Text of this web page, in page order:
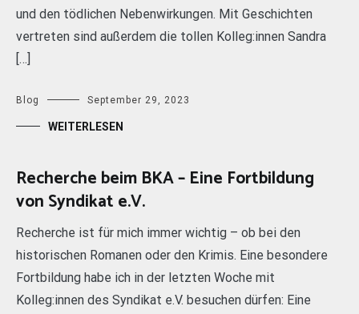
und den tödlichen Nebenwirkungen. Mit Geschichten
vertreten sind außerdem die tollen Kolleg:innen Sandra
[…]
Blog September 29, 2023
WEITERLESEN
Recherche beim BKA – Eine Fortbildung
von Syndikat e.V.
Recherche ist für mich immer wichtig – ob bei den
historischen Romanen oder den Krimis. Eine besondere
Fortbildung habe ich in der letzten Woche mit
Kolleg:innen des Syndikat e.V. besuchen dürfen: Eine